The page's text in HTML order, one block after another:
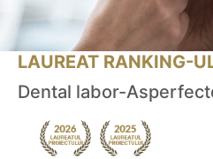
LAUREAT RANKING-
Dental labor-